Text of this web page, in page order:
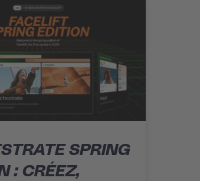
SPRING
: CRÉEZ,